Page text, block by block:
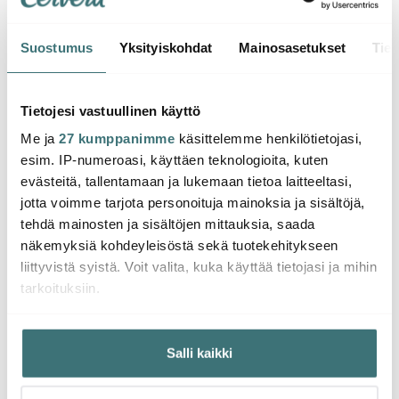
Suostumus Yksityiskohdat Mainosasetukset
Tietojesi vastuullinen käyttö
Me ja 27 kumppanimme käsittelemme henkilötietojasi,
esim. IP-numeroasi, käyttäen teknologioita, kuten
evästeitä, tallentamaan ja lukemaan tietoa laitteeltasi,
jotta voimme tarjota personoituja mainoksia ja sisältöjä,
tehdä mainosten ja sisältöjen mittauksia, saada
näkemyksiä kohdeyleisöstä sekä tuotekehitykseen
liittyvistä syistä. Voit valita, kuka käyttää tietojasi ja mihin
tarkoituksiin.
Jos sallit, haluamme myös tehdä seuraavia:
Kerätä tietoja maantieteellisestä sijainnistasi,
mahdollisesti muutaman metrin tarkkuudella
Salli kaikki
Sagaform
Puu/Ruostumaton
29.00 €
Saatavilla
Öljy-/viinietikkapullo 2
34.00 €
Saatavilla
Saatat pitää myös näistä